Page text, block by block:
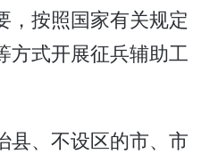
，按照国家有关规定
方式开展征兵辅助工
县、不设区的市、市